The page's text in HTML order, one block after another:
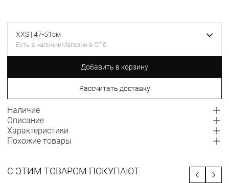
XXS | 47-51см
Есть в наличииМагазин в СПб
Добавить в корзину
Рассчитать доставку
Наличие
Описание
Характеристики
Похожие товары
С ЭТИМ ТОВАРОМ ПОКУПАЮТ